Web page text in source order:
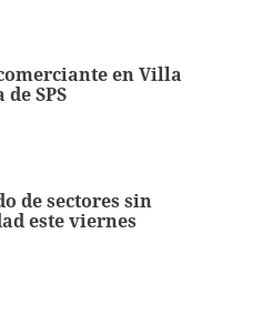
en Villa
SPS
de sectores sin
este viernes